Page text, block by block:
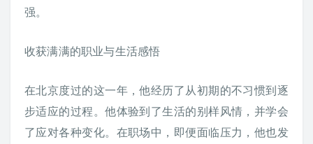
强。
收获满满的职业与生活感悟
在北京度过的这一年，他经历了从初期的不习惯到逐
步适应的过程。他体验到了生活的别样风情，并学会
了应对各种变化。在职场中，即便面临压力，他也发